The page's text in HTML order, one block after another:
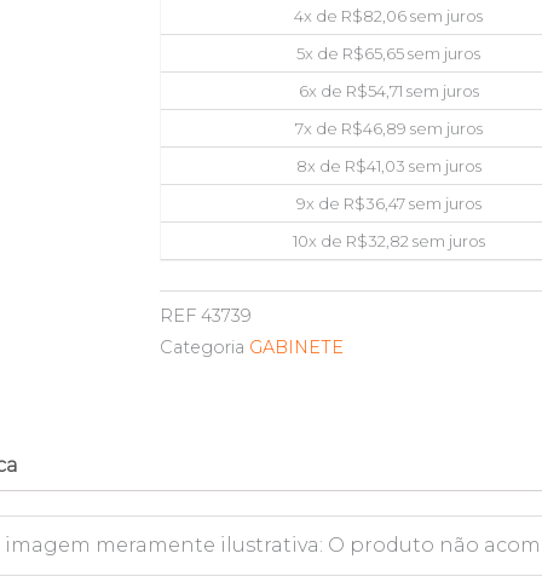
4x de R$82,06sem juros
5x de R$65,65sem juros
6x de R$54,71 sem juros
7x de R$46,89 sem juros
8x de R$41,03 sem juros
9x de R$36,47sem juros
10x de R$32,82 sem juros
REF 43739
Categoria GABINETE
imagem meramente ilustrativa: O produto não